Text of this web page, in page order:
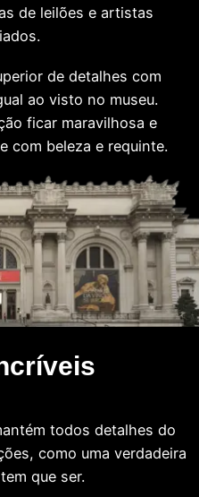
de leilões e artistas
de detalhes com
ao visto no museu.
ficar maravilhosa e
com beleza e requinte.
todos detalhes do
como uma verdadeira
que ser.